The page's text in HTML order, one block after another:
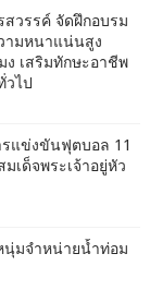
วรรค์ จัดฝึกอบรม
ามหนาแน่นสูง
ง เสริมทักษะอาชีพ
วไป
แข่งขันฟุตบอล 11
เด็จพระเจ้าอยู่หัว
นุ่มจำหน่ายน้ำท่อม